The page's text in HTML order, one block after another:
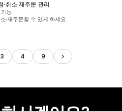
취소·재주문 관리
능
·재주문할 수 있게 하세요
3 4 9